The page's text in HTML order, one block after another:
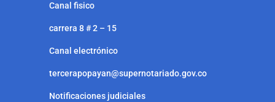
Canal fisico
carrera 8 # 2 – 15
Canal electrónico
tercerapopayan@supernotariado.gov.co
Notificaciones judiciales